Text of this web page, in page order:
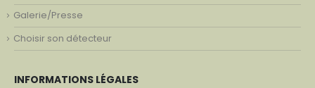
Galerie/Presse
Choisir son détecteur
INFORMATIONS LÉGALES